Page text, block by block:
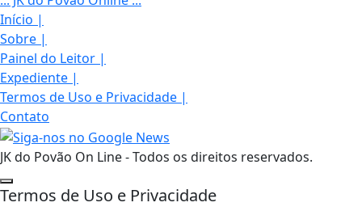
Início |
Sobre |
Painel do Leitor |
Expediente |
Termos de Uso e Privacidade |
Contato
JK do Povão On Line - Todos os direitos reservados.
Termos de Uso e Privacidade